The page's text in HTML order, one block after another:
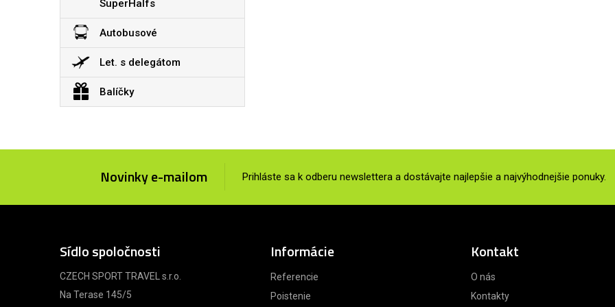
SuperHalfs
Autobusové
Let. s delegátom
Balíčky
Novinky e-mailom Prihláste sa k odberu newslettera a dostávajte najlepšie a najvýhodnejšie ponuky.
Sídlo spoločnosti
CZECH SPORT TRAVEL s.r.o.
Na Terase 145/5
Informácie
Referencie
Poistenie
Kontakt
O nás
Kontakty